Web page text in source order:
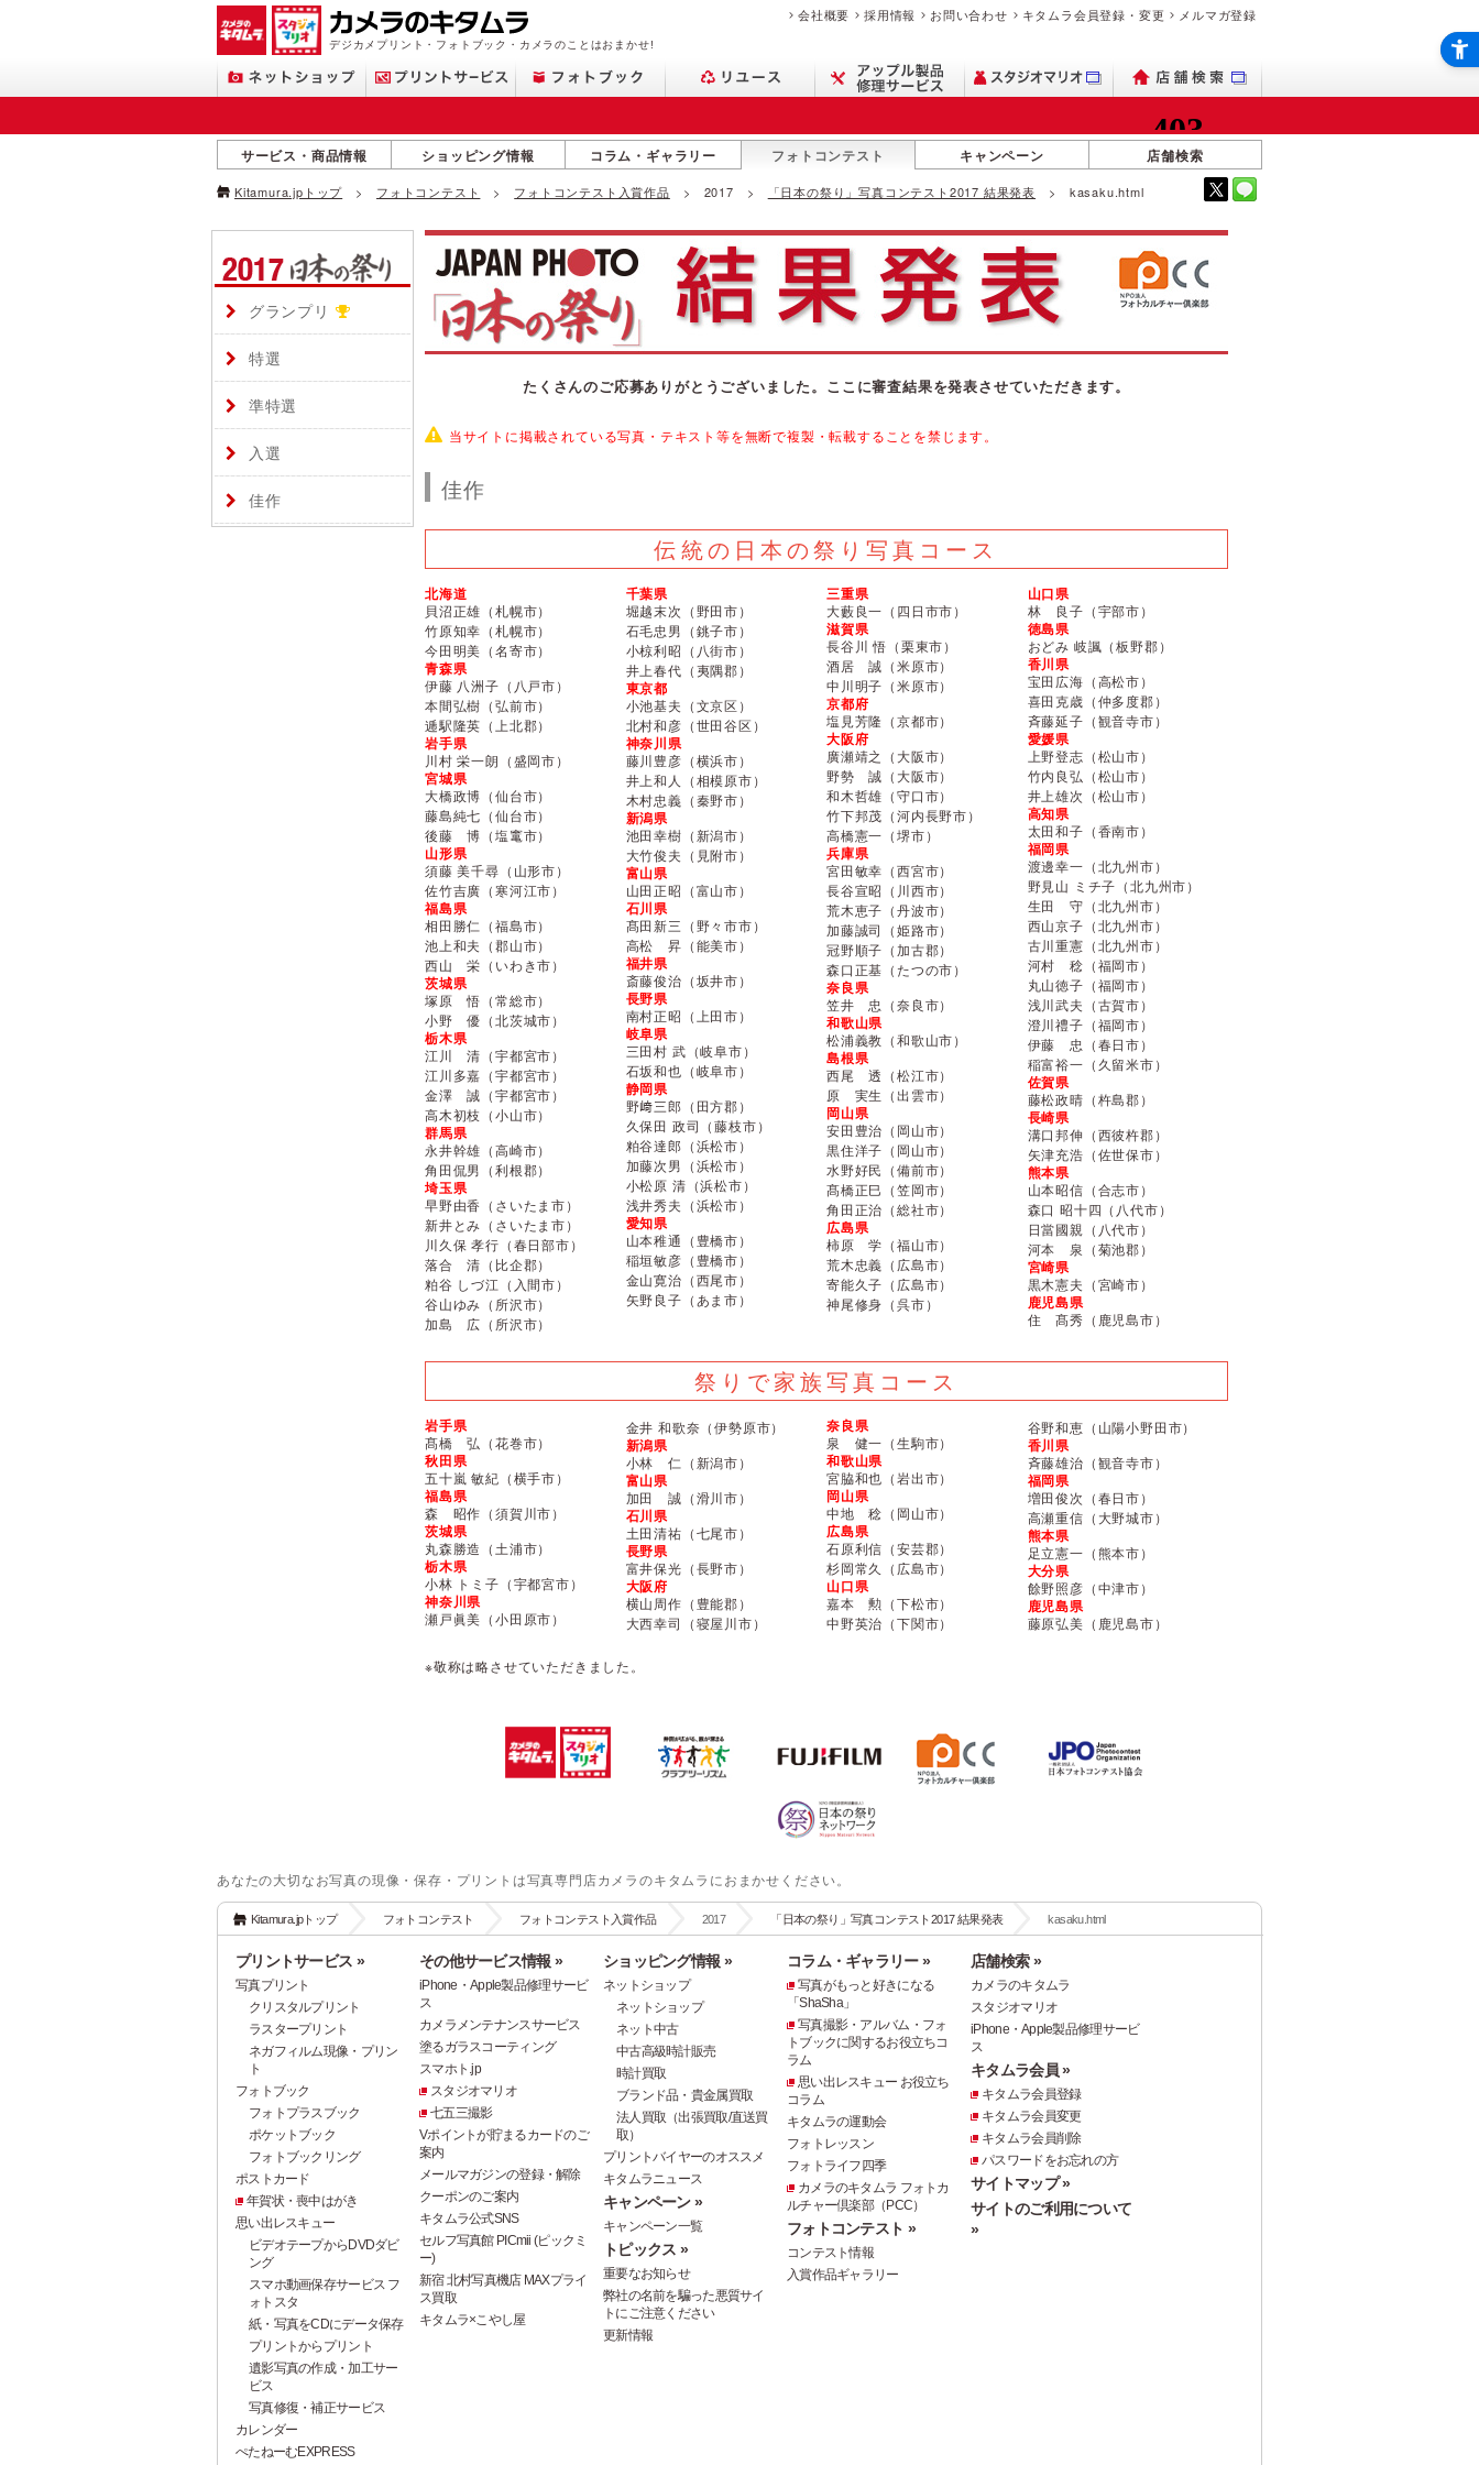
デジカメプリント・フォトブック・カメラのことはおまかせ!
会社概要 採用情報 お問い合わせ キタムラ会員登録・変更 メルマガ登録
サービス・商品情報 ショッピング情報 コラム・ギャラリー フォトコンテスト キャンペーン 店舗検索
Kitamura.jpトップ フォトコンテスト フォトコンテスト入賞作品 2017 「日本の祭り」写真コンテスト2017 結果発表 kasaku.html
グランプリ
特選
準特選
入選
佳作
たくさんのご応募ありがとうございました。 ここに審査結果を発表させていただきます。
当サイトに掲載されている写真・テキスト等を無断で複製・転載することを禁じます。
佳作
伝統の日本の祭り写真コース
北海道
貝沼正雄（札幌市）
竹原知幸（札幌市）
今田明美（名寄市）
青森県
伊藤 八洲子（八戸市）
本間弘樹（弘前市）
逓駅隆英（上北郡）
岩手県
川村 栄一朗（盛岡市）
宮城県
大橋政博（仙台市）
藤島純七（仙台市）
後藤 博（塩竃市）
山形県
須藤 美千尋（山形市）
佐竹吉廣（寒河江市）
福島県
相田勝仁（福島市）
池上和夫（郡山市）
西山 栄（いわき市）
茨城県
塚原 悟（常総市）
小野 優（北茨城市）
栃木県
江川 清（宇都宮市）
江川多嘉（宇都宮市）
金澤 誠（宇都宮市）
高木初枝（小山市）
群馬県
永井幹雄（高崎市）
角田侃男（利根郡）
埼玉県
早野由香（さいたま市）
新井とみ（さいたま市）
川久保 孝行（春日部市）
落合 清（比企郡）
粕谷 しづ江（入間市）
谷山ゆみ（所沢市）
加島 広（所沢市）
千葉県
堀越末次（野田市）
石毛忠男（銚子市）
小椋利昭（八街市）
井上春代（夷隅郡）
東京都
小池基夫（文京区）
北村和彦（世田谷区）
神奈川県
藤川豊彦（横浜市）
井上和人（相模原市）
木村忠義（秦野市）
新潟県
池田幸樹（新潟市）
大竹俊夫（見附市）
富山県
山田正昭（富山市）
石川県
髙田新三（野々市市）
高松 昇（能美市）
福井県
斎藤俊治（坂井市）
長野県
南村正昭（上田市）
岐阜県
三田村 武（岐阜市）
石坂和也（岐阜市）
静岡県
野﨑三郎（田方郡）
久保田 政司（藤枝市）
粕谷達郎（浜松市）
加藤次男（浜松市）
小松原 清（浜松市）
浅井秀夫（浜松市）
愛知県
山本稚通（豊橋市）
稲垣敏彦（豊橋市）
金山寛治（西尾市）
矢野良子（あま市）
三重県
大藪良一（四日市市）
滋賀県
長谷川 悟（栗東市）
酒居 誠（米原市）
中川明子（米原市）
京都府
塩見芳隆（京都市）
大阪府
廣瀬靖之（大阪市）
野勢 誠（大阪市）
和木哲雄（守口市）
竹下邦茂（河内長野市）
高橋憲一（堺市）
兵庫県
宮田敏幸（西宮市）
長谷宣昭（川西市）
荒木恵子（丹波市）
加藤誠司（姫路市）
冠野順子（加古郡）
森口正基（たつの市）
奈良県
笠井 忠（奈良市）
和歌山県
松浦義教（和歌山市）
島根県
西尾 透（松江市）
原 実生（出雲市）
岡山県
安田豊治（岡山市）
黒住洋子（岡山市）
水野好民（備前市）
髙橋正巳（笠岡市）
角田正治（総社市）
広島県
柿原 学（福山市）
荒木忠義（広島市）
寄能久子（広島市）
神尾修身（呉市）
山口県
林 良子（宇部市）
徳島県
おどみ 岐諷（板野郡）
香川県
宝田広海（高松市）
喜田克歳（仲多度郡）
斉藤延子（観音寺市）
愛媛県
上野登志（松山市）
竹内良弘（松山市）
井上雄次（松山市）
高知県
太田和子（香南市）
福岡県
渡邊幸一（北九州市）
野見山 ミチ子（北九州市）
生田 守（北九州市）
西山京子（北九州市）
古川重憲（北九州市）
河村 稔（福岡市）
丸山徳子（福岡市）
浅川武夫（古賀市）
澄川禮子（福岡市）
伊藤 忠（春日市）
稲富裕一（久留米市）
佐賀県
藤松政晴（杵島郡）
長崎県
溝口邦伸（西彼杵郡）
矢津充浩（佐世保市）
熊本県
山本昭信（合志市）
森口 昭十四（八代市）
日當國親（八代市）
河本 泉（菊池郡）
宮崎県
黒木憲夫（宮崎市）
鹿児島県
住 髙秀（鹿児島市）
祭りで家族写真コース
岩手県
髙橋 弘（花巻市）
秋田県
五十嵐 敏紀（横手市）
福島県
森 昭作（須賀川市）
茨城県
丸森勝造（土浦市）
栃木県
小林 トミ子（宇都宮市）
神奈川県
瀬戸眞美（小田原市）
金井 和歌奈（伊勢原市）
新潟県
小林 仁（新潟市）
富山県
加田 誠（滑川市）
石川県
土田清祐（七尾市）
長野県
富井保光（長野市）
大阪府
横山周作（豊能郡）
大西幸司（寝屋川市）
奈良県
泉 健一（生駒市）
和歌山県
宮脇和也（岩出市）
岡山県
中地 稔（岡山市）
広島県
石原利信（安芸郡）
杉岡常久（広島市）
山口県
嘉本 勲（下松市）
中野英治（下関市）
谷野和恵（山陽小野田市）
香川県
斉藤雄治（観音寺市）
福岡県
増田俊次（春日市）
高瀬重信（大野城市）
熊本県
足立憲一（熊本市）
大分県
餘野照彦（中津市）
鹿児島県
藤原弘美（鹿児島市）
※敬称は略させていただきました。
あなたの大切なお写真の現像・保存・プリントは写真専門店カメラのキタムラにおまかせください。
Kitamura.jpトップ フォトコンテスト フォトコンテスト入賞作品 2017 「日本の祭り」写真コンテスト2017 結果発表 kasaku.html
プリントサービス »
写真プリント
クリスタルプリント
ラスタープリント
ネガフィルム現像・プリン
ト
フォトブック
フォトプラスブック
ポケットブック
フォトブックリング
ポストカード
年賀状・喪中はがき
思い出レスキュー
ビデオテープからDVDダビ
ング
スマホ動画保存サービス フ
ォトスタ
紙・写真をCDにデータ保存
プリントからプリント
遺影写真の作成・加工サー
ビス
写真修復・補正サービス
カレンダー
ぺたねーむEXPRESS
その他サービス情報 »
iPhone・Apple製品修理サービ
ス
カメラメンテナンスサービス
塗るガラスコーティング
スマホト.jp
スタジオマリオ
七五三撮影
Vポイントが貯まるカードのご
案内
メールマガジンの登録・解除
クーポンのご案内
キタムラ公式SNS
セルフ写真館 PICmii (ピックミ
ー)
新宿 北村写真機店 MAXプライ
ス買取
キタムラ×こやし屋
ショッピング情報 »
ネットショップ
ネットショップ
ネット中古
中古高級時計販売
時計買取
ブランド品・貴金属買取
法人買取（出張買取/直送買
取）
プリントバイヤーのオススメ
キタムラニュース
キャンペーン »
キャンペーン一覧
トピックス »
重要なお知らせ
弊社の名前を騙った悪質サイ
トにご注意ください
更新情報
コラム・ギャラリー »
写真がもっと好きになる
「ShaSha」
写真撮影・アルバム・フォ
トブックに関するお役立ちコ
ラム
思い出レスキュー お役立ち
コラム
キタムラの運動会
フォトレッスン
フォトライフ四季
カメラのキタムラ フォトカ
ルチャー倶楽部（PCC）
フォトコンテスト »
コンテスト情報
入賞作品ギャラリー
店舗検索 »
カメラのキタムラ
スタジオマリオ
iPhone・Apple製品修理サービ
ス
キタムラ会員 »
キタムラ会員登録
キタムラ会員変更
キタムラ会員削除
パスワードをお忘れの方
サイトマップ »
サイトのご利用について
»